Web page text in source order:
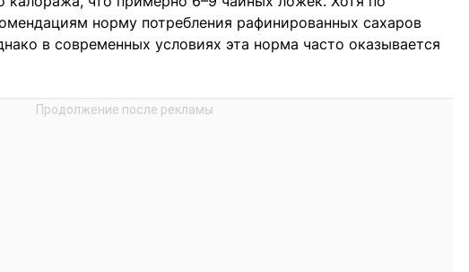
норму потребления рафинированных сахаров
в современных условиях эта норма часто оказывается